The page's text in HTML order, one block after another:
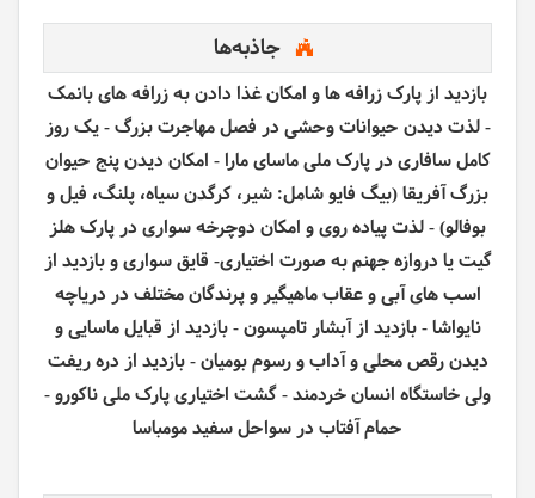
جاذبه‌ها
بازدید از پارک زرافه ها و امکان غذا دادن به زرافه های بانمک
- لذت دیدن حیوانات وحشی در فصل مهاجرت بزرگ - یک روز
کامل سافاری در پارک ملی ماسای مارا - امکان دیدن پنج حیوان
بزرگ آفریقا (بیگ فایو شامل: شیر، کرگدن سیاه، پلنگ، فیل و
بوفالو) - لذت پیاده روی و امکان دوچرخه سواری در پارک هلز
گیت یا دروازه جهنم به صورت اختیاری- قایق سواری و بازدید از
اسب های آبی و عقاب ماهیگیر و پرندگان مختلف در دریاچه
نایواشا - بازدید از آبشار تامپسون - بازدید از قبایل ماسایی و
دیدن رقص محلی و آداب و رسوم بومیان - بازدید از دره ریفت
ولی خاستگاه انسان خردمند - گشت اختیاری پارک ملی ناکورو -
حمام آفتاب در سواحل سفید مومباسا